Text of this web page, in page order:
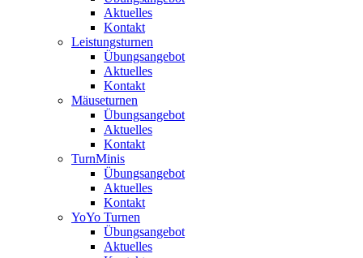
Aktuelles
Kontakt
Leistungsturnen
Übungsangebot
Aktuelles
Kontakt
Mäuseturnen
Übungsangebot
Aktuelles
Kontakt
TurnMinis
Übungsangebot
Aktuelles
Kontakt
YoYo Turnen
Übungsangebot
Aktuelles